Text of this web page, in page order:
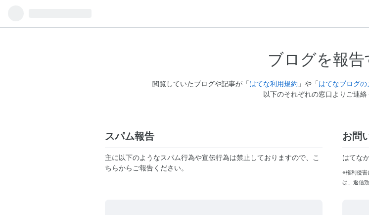
ブログを報告
閲覧していたブログや記事が「はてな利用規約 」や「はてなブログ
以下のそれぞれの窓口よりご連絡
スパム報告
主に以下のようなスパム行為や宣伝行為は禁止しておりますので、こ
ちらからご報告ください。
お問
はてな
※権利侵害
は、返信